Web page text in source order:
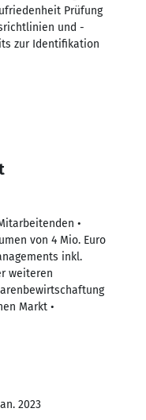
Prüfung
und -
zur Identifikation
•
von 4 Mio. Euro
inkl.
weiteren
Markt •
2023